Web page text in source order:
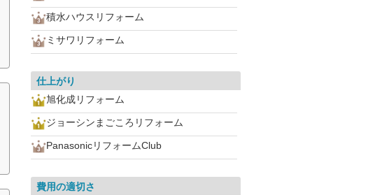
積水ハウスリフォーム
ミサワリフォーム
仕上がり
旭化成リフォーム
ジョーシンまごころリフォーム
PanasonicリフォームClub
費用の適切さ